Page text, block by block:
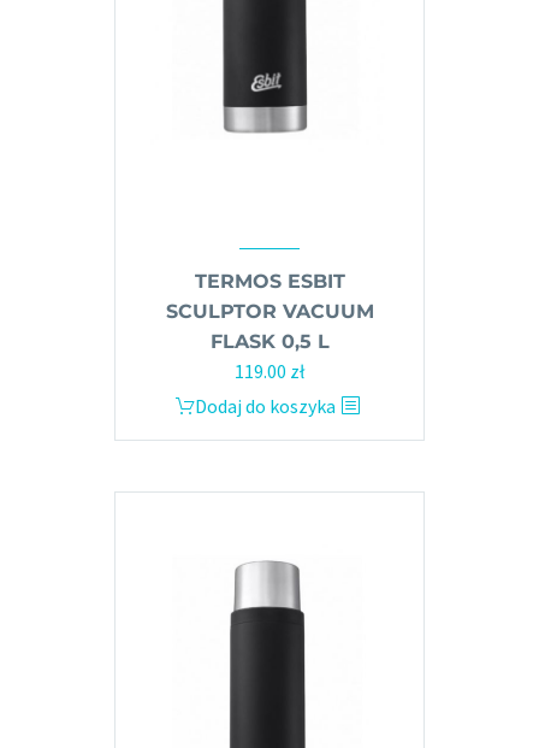
produktu
TERMOS ESBIT
SCULPTOR VACUUM
FLASK 0,5 L
119.00 zł
Dodaj do koszyka